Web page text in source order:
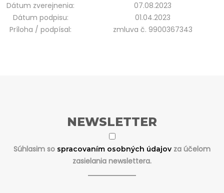
Dátum zverejnenia:
07.08.2023
Dátum podpisu:
01.04.2023
Príloha / podpísal:
zmluva č. 9900367343
NEWSLETTER
Súhlasim so spracovaním osobných údajov za účelom
zasielania newslettera.